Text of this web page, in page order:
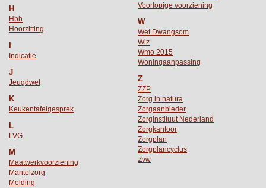
H
Hbh
Hoorzitting
I
Indicatie
J
Jeugdwet
K
Keukentafelgesprek
L
LVG
M
Maatwerkvoorziening
Mantelzorg
Melding
Voorlopige voorziening
W
Wet Dwangsom
Wlz
Wmo 2015
Woningaanpassing
Z
ZZP
Zorg in natura
Zorgaanbieder
Zorginstituut Nederland
Zorgkantoor
Zorgplan
Zorgplancyclus
Zvw